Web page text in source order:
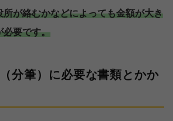
所が絡むかなどによっても金額が大き
必要です。
分筆）に必要な書類とかか